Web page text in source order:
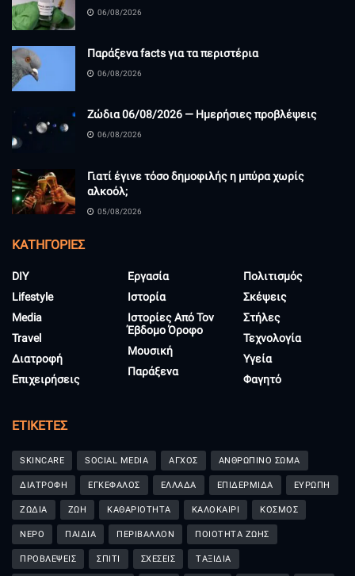
06/08/2026
Παράξενα facts για τα περιστέρια
06/08/2026
Ζώδια 06/08/2026 — Ημερήσιες προβλέψεις
06/08/2026
Γιατί έγινε τόσο δημοφιλής η μπύρα χωρίς
αλκοόλ;
05/08/2026
KΑΤΗΓΟΡΊΕΣ
DIY
Lifestyle
Media
Travel
Διατροφή
Επιχειρήσεις
Εργασία
Ιστορία
Ιστορίες Από Τον
Έβδομο Όροφο
Μουσική
Παράξενα
Πολιτισμός
Σκέψεις
Στήλες
Τεχνολογία
Υγεία
Φαγητό
ΕΤΙΚΈΤΕΣ
SKINCARE SOCIAL MEDIA ΑΓΧΟΣ ΑΝΘΡΩΠΙΝΟ ΣΩΜΑ
ΔΙΑΤΡΟΦΗ ΕΓΚΕΦΑΛΟΣ ΕΛΛΑΔΑ ΕΠΙΔΕΡΜΙΔΑ ΕΥΡΩΠΗ
ΖΩΔΙΑ ΖΩΗ ΚΑΘΑΡΙΟΤΗΤΑ ΚΑΛΟΚΑΙΡΙ ΚΟΣΜΟΣ
ΝΕΡΟ ΠΑΙΔΙΑ ΠΕΡΙΒΑΛΛΟΝ ΠΟΙΟΤΗΤΑ ΖΩΗΣ
ΠΡΟΒΛΕΨΕΙΣ ΣΠΙΤΙ ΣΧΕΣΕΙΣ ΤΑΞΙΔΙΑ